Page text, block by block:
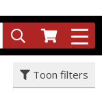
Toon filters